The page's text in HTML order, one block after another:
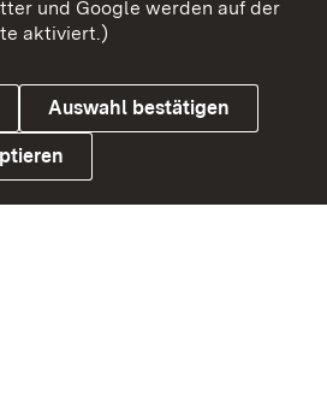
und Google werden auf der
aktiviert.)
Auswahl bestätigen